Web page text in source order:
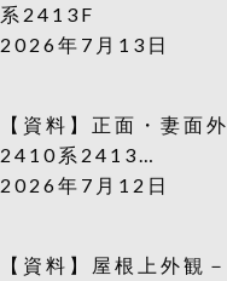
系2413F
2026年7月13日
【資料】正面・妻面
2410系2413…
2026年7月12日
【資料】屋根上外観